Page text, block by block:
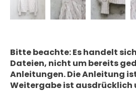
Bitte beachte: Es handelt
Dateien, nicht um bereits
Anleitungen. Die Anleitung
Weitergabe ist ausdrücklich